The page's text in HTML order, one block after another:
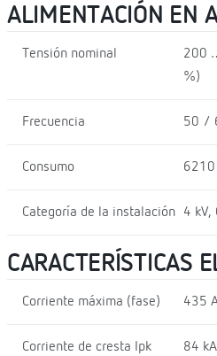
ALIMENTACIÓN EN
Tensión nominal
200
%)
Frecuencia 50 /
Consumo 6210
Categoría de la instalación 4 kV,
CARACTERÍSTICAS
Corriente máxima (fase) 435
Corriente de cresta Ipk 84